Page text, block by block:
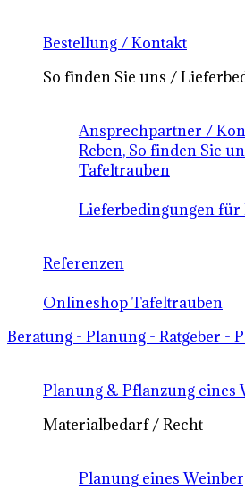
Bestellung / Kontakt
So finden Sie uns /
Ansprechpartner /
Reben, So finden Sie
Tafeltrauben
Lieferbedingungen für
Referenzen
Onlineshop Tafeltrauben
Beratung - Planung - Ratgeber -
Planung & Pflanzung eines
Materialbedarf / Recht
Planung eines